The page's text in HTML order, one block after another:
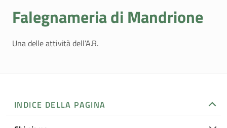
Falegnameria di Mandrione
Una delle attività dell’A.R.
INDICE DELLA PAGINA